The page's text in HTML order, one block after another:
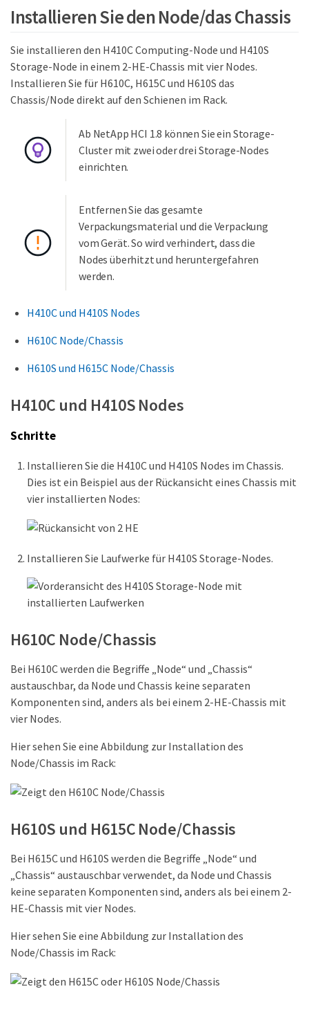
Installieren Sie den Node/das Chassis
Sie installieren den H410C Computing-Node und H410S
Storage-Node in einem 2-HE-Chassis mit vier Nodes.
Installieren Sie für H610C, H615C und H610S das
Chassis/Node direkt auf den Schienen im Rack.
Ab NetApp HCI 1.8 können Sie ein Storage-
Cluster mit zwei oder drei Storage-Nodes
einrichten.
Entfernen Sie das gesamte
Verpackungsmaterial und die Verpackung
vom Gerät. So wird verhindert, dass die
Nodes überhitzt und heruntergefahren
werden.
H410C und H410S Nodes
H610C Node/Chassis
H610S und H615C Node/Chassis
H410C und H410S Nodes
Schritte
Installieren Sie die H410C und H410S Nodes im Chassis.
Dies ist ein Beispiel aus der Rückansicht eines Chassis mit
vier installierten Nodes:
Installieren Sie Laufwerke für H410S Storage-Nodes.
H610C Node/Chassis
Bei H610C werden die Begriffe „Node“ und „Chassis“
austauschbar, da Node und Chassis keine separaten
Komponenten sind, anders als bei einem 2-HE-Chassis mit
vier Nodes.
Hier sehen Sie eine Abbildung zur Installation des
Node/Chassis im Rack:
H610S und H615C Node/Chassis
Bei H615C und H610S werden die Begriffe „Node“ und
„Chassis“ austauschbar verwendet, da Node und Chassis
keine separaten Komponenten sind, anders als bei einem 2-
HE-Chassis mit vier Nodes.
Hier sehen Sie eine Abbildung zur Installation des
Node/Chassis im Rack: